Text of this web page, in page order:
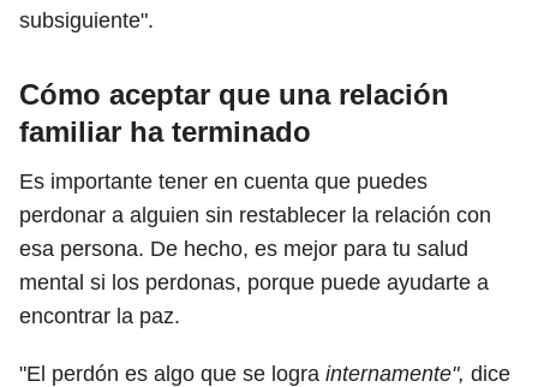
subsiguiente".
Cómo aceptar que una relación
familiar ha terminado
Es importante tener en cuenta que puedes
perdonar a alguien sin restablecer la relación con
esa persona. De hecho, es mejor para tu salud
mental si los perdonas, porque puede ayudarte a
encontrar la paz.
"El perdón es algo que se logra internamente", dice